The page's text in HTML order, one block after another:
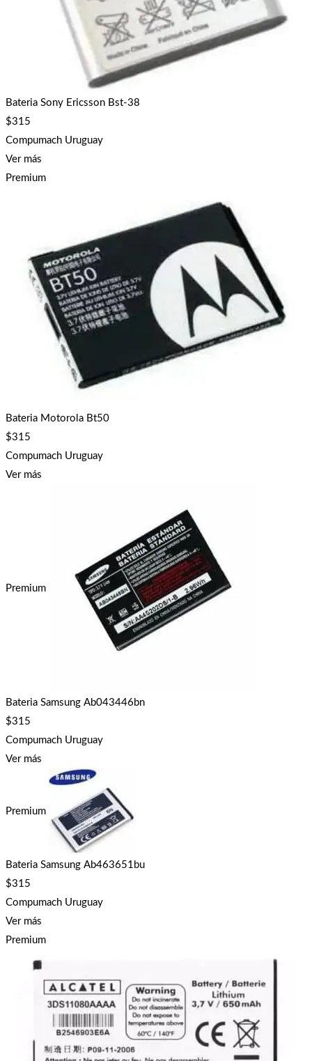
Bateria Sony Ericsson Bst-38
$315
Compumach Uruguay
Ver más
Premium
Bateria Motorola Bt50
$315
Compumach Uruguay
Ver más
Premium
Bateria Samsung Ab043446bn
$315
Compumach Uruguay
Ver más
Premium
Bateria Samsung Ab463651bu
$315
Compumach Uruguay
Ver más
Premium